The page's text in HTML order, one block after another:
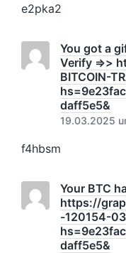
e2pka2
You got a
Verify =>>
BITCOIN-
daff5e5&
19.03.2025
f4hbsm
Your BTC
https://
-120154-
daff5e5&